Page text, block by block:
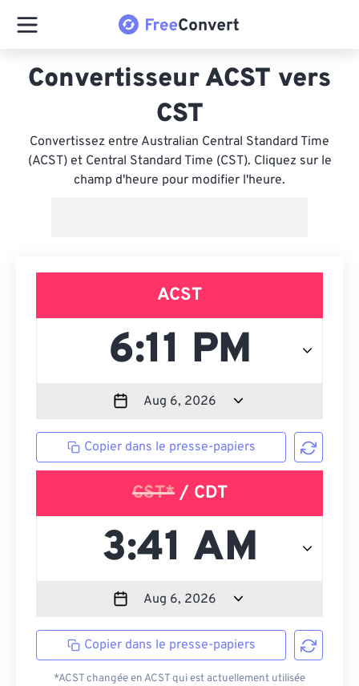
Convertisseur ACST vers
CST
Convertissez entre Australian Central Standard Time
(ACST) et Central Standard Time (CST). Cliquez sur le
champ d'heure pour modifier l'heure.
ACST
Copier dans le presse-papiers
CST*/ CDT
Copier dans le presse-papiers
*ACST changée en ACST qui est actuellement utilisée